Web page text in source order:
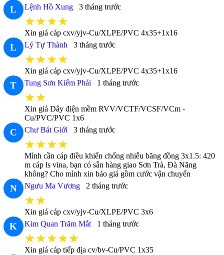
L Lệnh Hồ Xung 3 tháng trước
★★★★
Xin giá cáp cxv/yjv-Cu/XLPE/PVC 4x35+1x16
L Lý Tự Thành 3 tháng trước
★★★★
Xin giá cáp cxv/yjv-Cu/XLPE/PVC 4x35+1x16
T Tung Sơn Kiếm Phái 1 tháng trước
★★
Xin giá Dây điện mềm RVV/VCTF/VCSF/VCm -
Cu/PVC/PVC 1x6
C Chư Bát Giới 3 tháng trước
★★★★
Mình cần cáp điều khiển chống nhiễu băng đồng 3x1.5: 420
m cáp ls vina, bạn có sẵn hàng giao Sơn Trà, Đà Năng
không? Cho mình xin báo giá gồm cước vận chuyển
N Ngưu Ma Vương 2 tháng trước
★★
Xin giá cáp cxv/yjv-Cu/XLPE/PVC 3x6
K Kim Quan Trăm Mắt 1 tháng trước
★★★★★
Xin giá cáp tiếp địa cv/bv-Cu/PVC 1x35